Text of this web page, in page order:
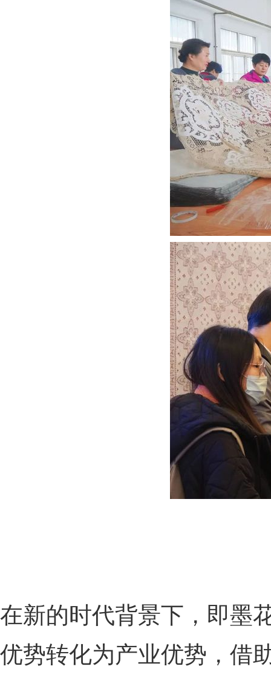
在新的时代背景下，即墨
优势转化为产业优势，借